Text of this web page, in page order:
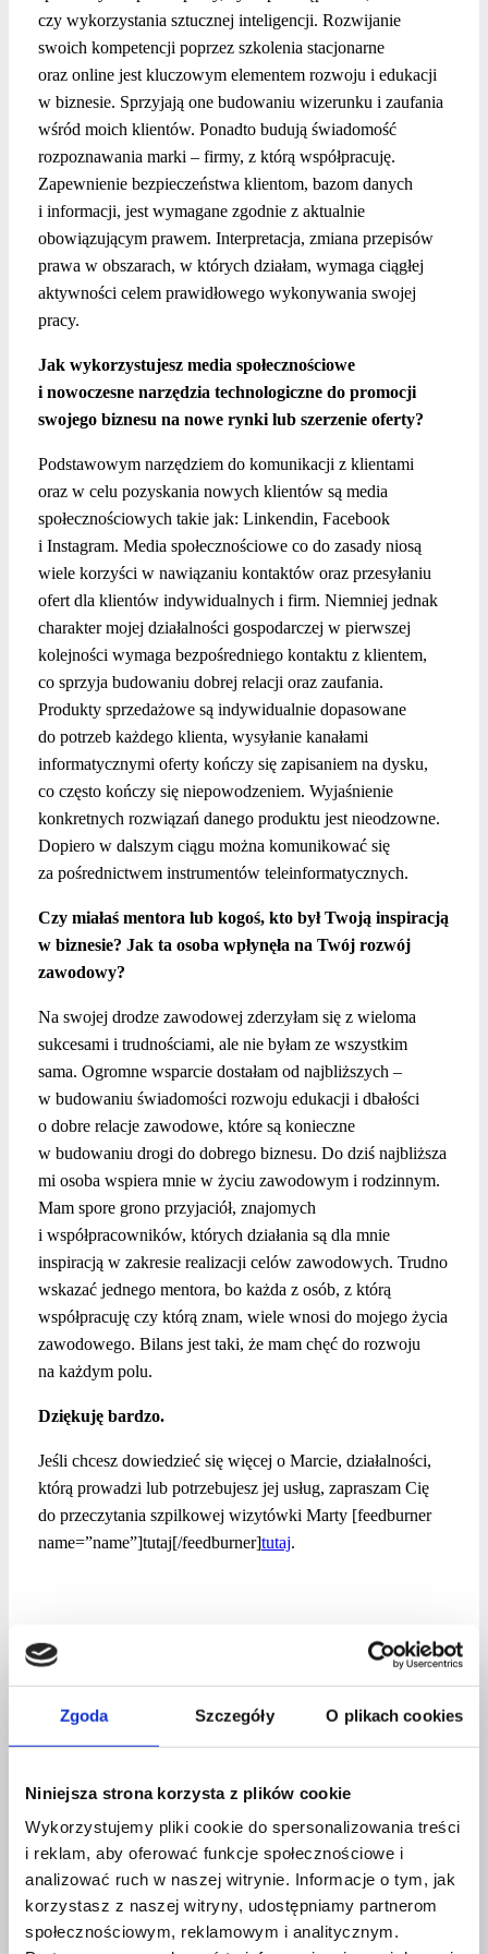
Zgoda Szczegóły O plikach cookies
Niniejsza strona korzysta z plików cookie
Wykorzystujemy pliki cookie do spersonalizowania treści
i reklam, aby oferować funkcje społecznościowe i
analizować ruch w naszej witrynie. Informacje o tym, jak
korzystasz z naszej witryny, udostępniamy partnerom
społecznościowym, reklamowym i analitycznym.
czy wykorzystania sztucznej inteligencji. Rozwijanie
swoich kompetencji poprzez szkolenia stacjonarne
oraz online jest kluczowym elementem rozwoju i edukacji
w biznesie. Sprzyjają one budowaniu wizerunku i zaufania
wśród moich klientów. Ponadto budują świadomość
rozpoznawania marki – firmy, z którą współpracuję.
Zapewnienie bezpieczeństwa klientom, bazom danych
i informacji, jest wymagane zgodnie z aktualnie
obowiązującym prawem. Interpretacja, zmiana przepisów
prawa w obszarach, w których działam, wymaga ciągłej
aktywności celem prawidłowego wykonywania swojej
pracy.
Jak wykorzystujesz media społecznościowe
i nowoczesne narzędzia technologiczne do promocji
swojego biznesu na nowe rynki lub szerzenie oferty?
Podstawowym narzędziem do komunikacji z klientami
oraz w celu pozyskania nowych klientów są media
społecznościowych takie jak: Linkendin, Facebook
i Instagram. Media społecznościowe co do zasady niosą
wiele korzyści w nawiązaniu kontaktów oraz przesyłaniu
ofert dla klientów indywidualnych i firm. Niemniej jednak
charakter mojej działalności gospodarczej w pierwszej
kolejności wymaga bezpośredniego kontaktu z klientem,
co sprzyja budowaniu dobrej relacji oraz zaufania.
Produkty sprzedażowe są indywidualnie dopasowane
do potrzeb każdego klienta, wysyłanie kanałami
informatycznymi oferty kończy się zapisaniem na dysku,
co często kończy się niepowodzeniem. Wyjaśnienie
konkretnych rozwiązań danego produktu jest nieodzowne.
Dopiero w dalszym ciągu można komunikować się
za pośrednictwem instrumentów teleinformatycznych.
Czy miałaś mentora lub kogoś, kto był Twoją inspiracją
w biznesie? Jak ta osoba wpłynęła na Twój rozwój
zawodowy?
Na swojej drodze zawodowej zderzyłam się z wieloma
sukcesami i trudnościami, ale nie byłam ze wszystkim
sama. Ogromne wsparcie dostałam od najbliższych –
w budowaniu świadomości rozwoju edukacji i dbałości
o dobre relacje zawodowe, które są konieczne
w budowaniu drogi do dobrego biznesu. Do dziś najbliższa
mi osoba wspiera mnie w życiu zawodowym i rodzinnym.
Mam spore grono przyjaciół, znajomych
i współpracowników, których działania są dla mnie
inspiracją w zakresie realizacji celów zawodowych. Trudno
wskazać jednego mentora, bo każda z osób, z którą
współpracuję czy którą znam, wiele wnosi do mojego życia
zawodowego. Bilans jest taki, że mam chęć do rozwoju
na każdym polu.
Dziękuję bardzo.
Jeśli chcesz dowiedzieć się więcej o Marcie, działalności,
którą prowadzi lub potrzebujesz jej usług, zapraszam Cię
do przeczytania szpilkowej wizytówki Marty [feedburner
name=”name”]tutaj[/feedburner]tutaj.
NAWIGACJA
WPISU
Poprzedni
Anna Wrzos – wywiad z kobietą biznesu
Następny
Patrycja Władkowska – wywiad z kobietą biznesu
PODOBNE WPISY